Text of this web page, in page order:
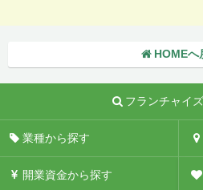
HOMEへ
フランチャイ
業種から探す
開業資金から探す